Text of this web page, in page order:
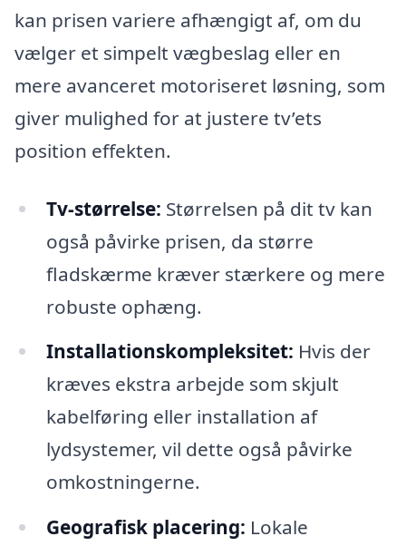
kan prisen variere afhængigt af, om du
vælger et simpelt vægbeslag eller en
mere avanceret motoriseret løsning, som
giver mulighed for at justere tv’ets
position effekten.
Tv-størrelse: Størrelsen på dit tv kan
også påvirke prisen, da større
fladskærme kræver stærkere og mere
robuste ophæng.
Installationskompleksitet: Hvis der
kræves ekstra arbejde som skjult
kabelføring eller installation af
lydsystemer, vil dette også påvirke
omkostningerne.
Geografisk placering: Lokale